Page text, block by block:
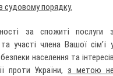
судовому порядку.
за спожиті послуги з
участі члена Вашої сім’ї
населення та інтересів
проти України, з метою не